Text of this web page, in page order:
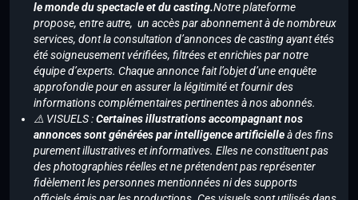
le monde du spectacle et du casting.Notre plateforme
propose, entre autre, un accès par abonnement à de nombreux
services, dont la consultation d’annonces de casting ayant étés
été soigneusement vérifiées, filtrées et enrichies par notre
équipe d’experts. Chaque annonce fait l’objet d’une enquête
approfondie pour en assurer la légitimité et fournir des
informations complémentaires pertinentes à nos abonnés.
⚠️ VISUELS :Certaines illustrations accompagnant nos
annonces sont générées par intelligence artificielleà des fins
purement illustratives et informatives. Elles ne constituent pas
des photographies réelles et ne prétendent pas représenter
fidèlement les personnes mentionnées ni des supports